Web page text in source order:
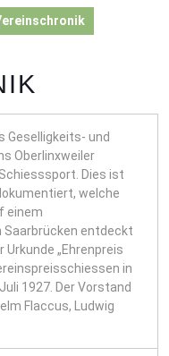
Geselligkeits- und
Oberlinxweiler
Dies ist
welche
einem
entdeckt
„Ehrenpreis
in
1927. Der Vorstand
Flaccus, Ludwig